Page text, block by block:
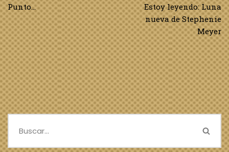
Punto…
Estoy leyendo: Luna
nueva de Stephenie
Meyer